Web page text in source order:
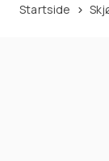
Startside